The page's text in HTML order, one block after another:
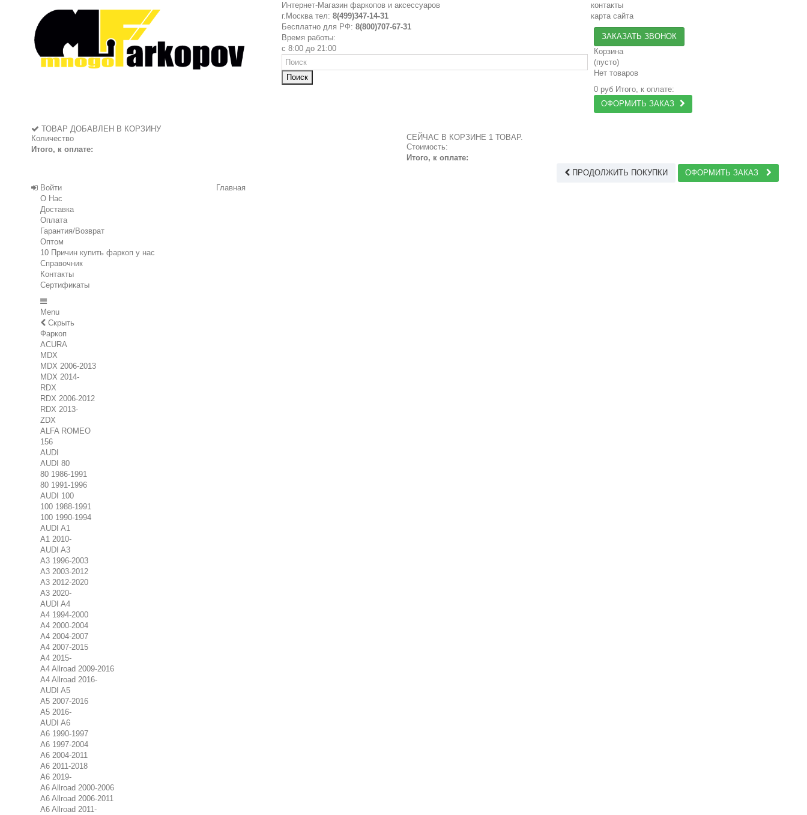
Интернет-Магазин фаркопов и аксессуаров
г.Москва тел: 8(499)347-14-31
Бесплатно для РФ: 8(800)707-67-31
Время работы:
с 8:00 до 21:00
Поиск
контакты
карта сайта
ЗАКАЗАТЬ ЗВОНОК
Корзина
(пусто)
Нет товаров
0 руб Итого, к оплате:
ОФОРМИТЬ ЗАКАЗ
ТОВАР ДОБАВЛЕН В КОРЗИНУ
Количество
Итого, к оплате:
СЕЙЧАС В КОРЗИНЕ 1 ТОВАР.
Стоимость:
Итого, к оплате:
ПРОДОЛЖИТЬ ПОКУПКИ
ОФОРМИТЬ ЗАКАЗ
Войти
Главная
О Нас
Доставка
Оплата
Гарантия/Возврат
Оптом
10 Причин купить фаркоп у нас
Справочник
Контакты
Сертификаты
Menu
Скрыть
Фаркоп
ACURA
MDX
MDX 2006-2013
MDX 2014-
RDX
RDX 2006-2012
RDX 2013-
ZDX
ALFA ROMEO
156
AUDI
AUDI 80
80 1986-1991
80 1991-1996
AUDI 100
100 1988-1991
100 1990-1994
AUDI A1
A1 2010-
AUDI A3
A3 1996-2003
A3 2003-2012
A3 2012-2020
A3 2020-
AUDI A4
A4 1994-2000
A4 2000-2004
A4 2004-2007
A4 2007-2015
A4 2015-
A4 Allroad 2009-2016
A4 Allroad 2016-
AUDI A5
A5 2007-2016
A5 2016-
AUDI A6
A6 1990-1997
A6 1997-2004
A6 2004-2011
A6 2011-2018
A6 2019-
A6 Allroad 2000-2006
A6 Allroad 2006-2011
A6 Allroad 2011-